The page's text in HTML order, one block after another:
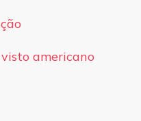
americano